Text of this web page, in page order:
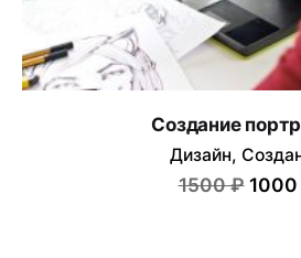
Сохранить моё имя, email и
браузере для последующих
Submit
Создание
Дизайн
1500 ₽1000